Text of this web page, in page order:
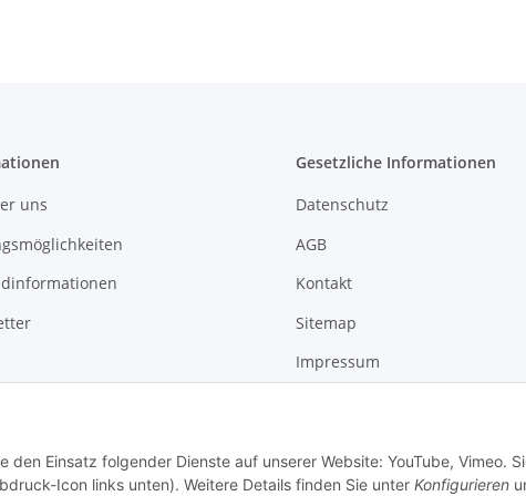
den Einsatz folgender Dienste auf unserer Website: YouTube, Vimeo.
Icon links unten). Weitere Details finden Sie unter Konfigurieren
uns
Gesetzliche Informationen
Datenschutz
AGB
Kontakt
Sitemap
Impressum